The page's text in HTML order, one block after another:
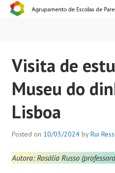
ESCOLAS
Visita de
Museu do
Lisboa
Posted on 10/03/2024 byRui
Autora: Rosália Russo